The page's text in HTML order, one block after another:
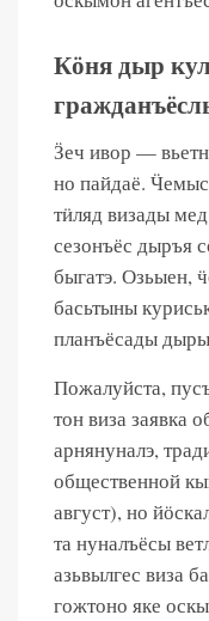
Кӧня дыр
Ӟеч ивор —
но пайдаё.
тӥляд визады
сезонъёс дыръя
быгатэ. Озьыен,
басьтыны
планъёсады
Пожалуйста,
тон виза заявка
арнянуналэ,
общественной
август), но
та нуналъёсы
азьвылгес виза
гожтоно яке